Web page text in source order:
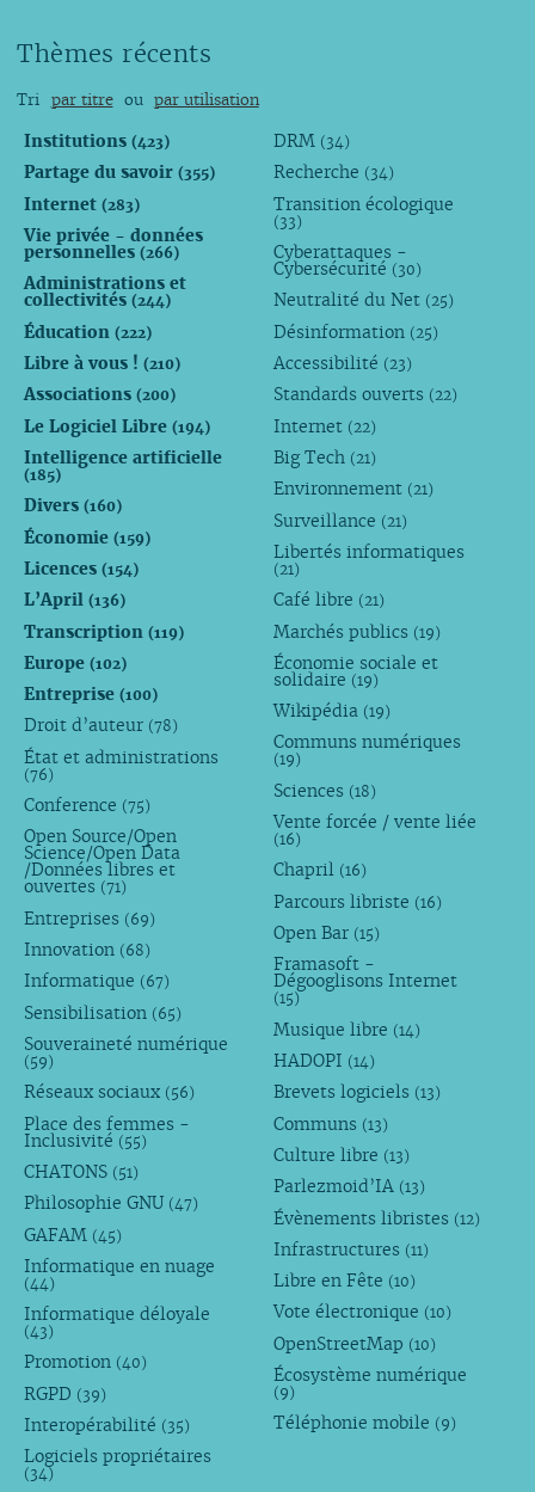
Thèmes récents
Tri par titre ou par utilisation
Institutions (423)
Partage du savoir (355)
Internet (283)
Vie privée - données
personnelles (266)
Administrations et
collectivités (244)
Éducation (222)
Libre à vous ! (210)
Associations (200)
Le Logiciel Libre (194)
Intelligence artificielle
(185)
Divers (160)
Économie (159)
Licences (154)
L’April (136)
Transcription (119)
Europe (102)
Entreprise (100)
Droit d’auteur (78)
État et administrations
(76)
Conference (75)
Open Source/Open
Science/Open Data
/Données libres et
ouvertes (71)
Entreprises (69)
Innovation (68)
Informatique (67)
Sensibilisation (65)
Souveraineté numérique
(59)
Réseaux sociaux (56)
Place des femmes -
Inclusivité (55)
CHATONS (51)
Philosophie GNU (47)
GAFAM (45)
Informatique en nuage
(44)
Informatique déloyale
(43)
Promotion (40)
RGPD (39)
Interopérabilité (35)
Logiciels propriétaires
(34)
DRM (34)
Recherche (34)
Transition écologique
(33)
Cyberattaques -
Cybersécurité (30)
Neutralité du Net (25)
Désinformation (25)
Accessibilité (23)
Standards ouverts (22)
Internet (22)
Big Tech (21)
Environnement (21)
Surveillance (21)
Libertés informatiques
(21)
Café libre (21)
Marchés publics (19)
Économie sociale et
solidaire (19)
Wikipédia (19)
Communs numériques
(19)
Sciences (18)
Vente forcée / vente liée
(16)
Chapril (16)
Parcours libriste (16)
Open Bar (15)
Framasoft -
Dégooglisons Internet
(15)
Musique libre (14)
HADOPI (14)
Brevets logiciels (13)
Communs (13)
Culture libre (13)
Parlezmoid’IA (13)
Évènements libristes (12)
Infrastructures (11)
Libre en Fête (10)
Vote électronique (10)
OpenStreetMap (10)
Écosystème numérique
(9)
Téléphonie mobile (9)